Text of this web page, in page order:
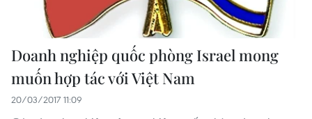
Doanh nghiệp quốc phòng Israel mong
muốn hợp tác với Việt Nam
20/03/2017 11:09